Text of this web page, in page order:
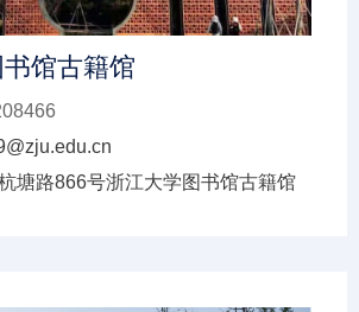
馆古籍馆
塘路866号浙江大学图书馆古籍馆